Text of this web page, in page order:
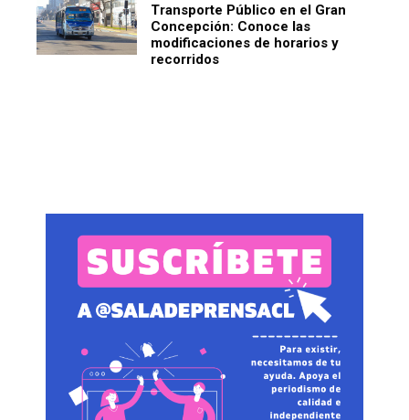
Transporte Público en el Gran
Concepción: Conoce las
modificaciones de horarios y
recorridos